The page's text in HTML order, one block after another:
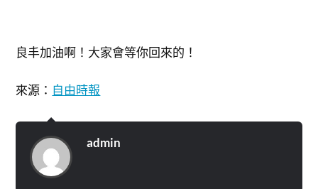
良丰加油啊！大家會等你回來的！
來源： 自由時報
admin